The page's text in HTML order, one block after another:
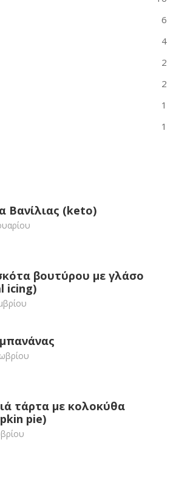
6
4
2
2
1
1
Βανίλιας (keto)
βουτύρου με γλάσο
icing)
τάρτα με κολοκύθα
pie)